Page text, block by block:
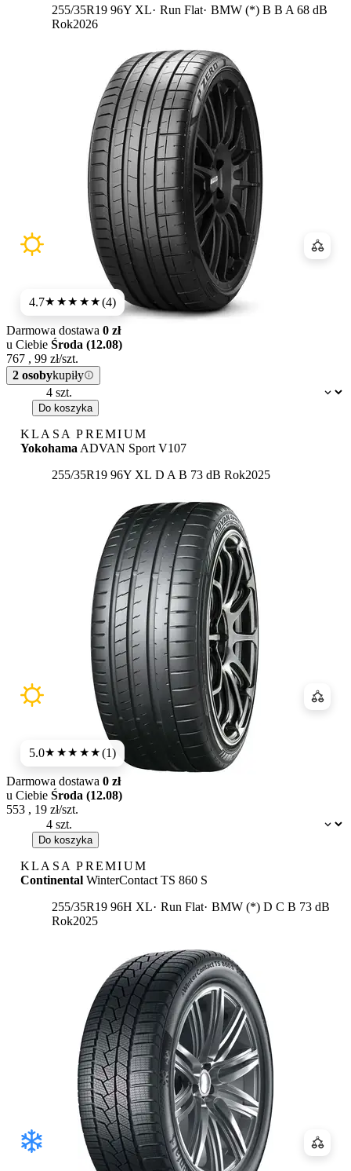
255/35R19 96Y XL
Run Flat BMW (*) Etykieta:
B B A 68 dB
Rok2026
4.7★★★★★(4)
Dostępność:
Darmowa dostawa 0 zł
u Ciebie Środa (12.08)
767 , 99 zł/szt.
2 osobykupiły
Do koszyka
KLASA PREMIUM
Yokohama ADVAN Sport V107
255/35R19 96Y XL Etykieta:
D A B 73 dB Rok2025
5.0★★★★★(1)
Dostępność:
Darmowa dostawa 0 zł
u Ciebie Środa (12.08)
553 , 19 zł/szt.
Do koszyka
KLASA PREMIUM
Continental WinterContact TS 860 S
255/35R19 96H XL
Run Flat BMW (*) Etykieta:
D C B 73 dB
Rok2025